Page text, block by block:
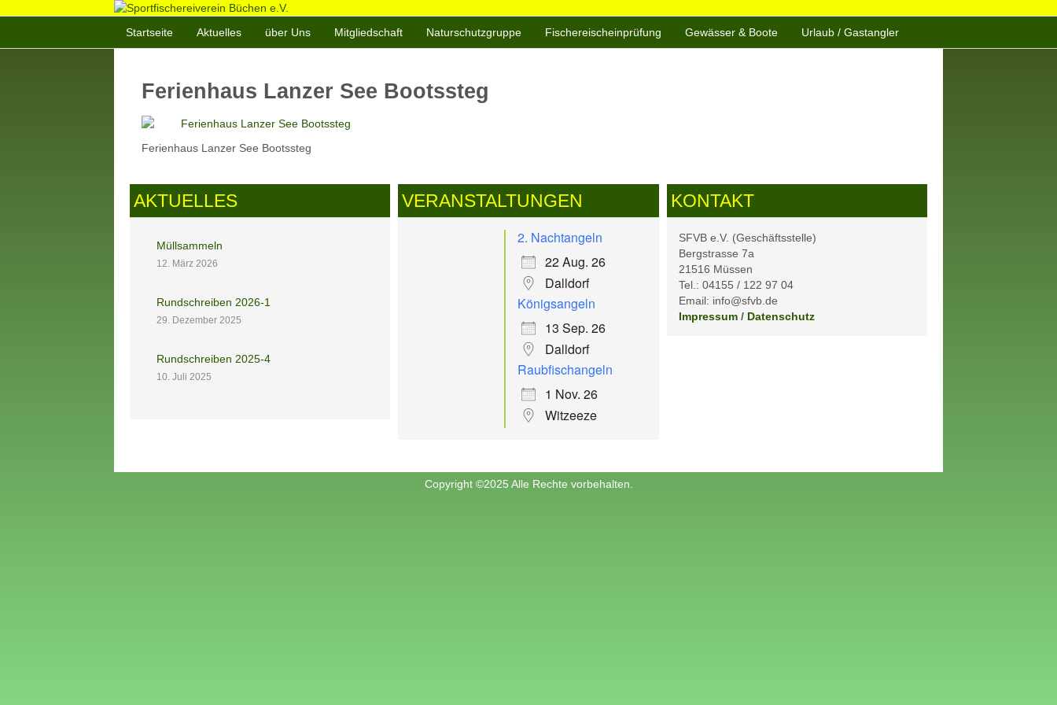
Startseite Aktuelles über Uns Mitgliedschaft Naturschutzgruppe Fischereischeinprüfung Gewässer & Boote Urlaub / Gastangler
Ferienhaus Lanzer See Bootssteg
Ferienhaus Lanzer See Bootssteg
AKTUELLES
Müllsammeln
12. März 2026
Rundschreiben 2026-1
29. Dezember 2025
Rundschreiben 2025-4
10. Juli 2025
VERANSTALTUNGEN
2. Nachtangeln
22 Aug. 26
Dalldorf
Königsangeln
13 Sep. 26
Dalldorf
Raubfischangeln
1 Nov. 26
Witzeeze
KONTAKT
SFVB e.V. (Geschäftsstelle)
Bergstrasse 7a
21516 Müssen
Tel.: 04155 / 122 97 04
Email: info@sfvb.de
Impressum/ Datenschutz
Copyright ©2025 Alle Rechte vorbehalten.